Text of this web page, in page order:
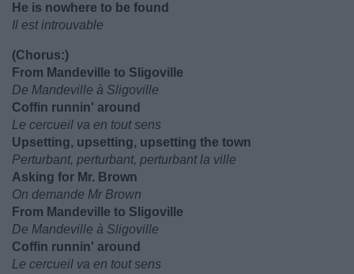
He is nowhere to be found
Il est introuvable
(Chorus:)
From Mandeville to Sligoville
De Mandeville à Sligoville
Coffin runnin' around
Le cercueil va en tout sens
Upsetting, upsetting, upsetting the town
Perturbant, perturbant, perturbant la ville
Asking for Mr. Brown
On demande Mr Brown
From Mandeville to Sligoville
De Mandeville à Sligoville
Coffin runnin' around
Le cercueil va en tout sens